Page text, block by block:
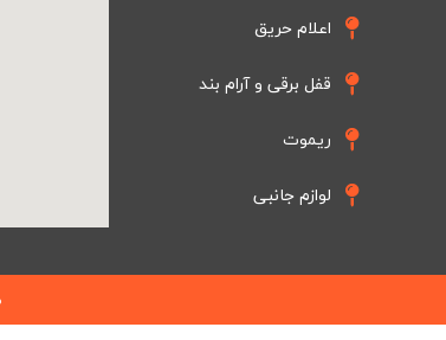
اعلام حریق
قفل برقی و آرام بند
ریموت
لوازم جانبی